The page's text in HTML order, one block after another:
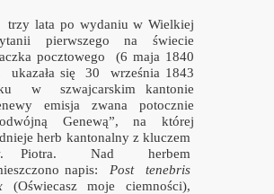
trzy lata po wydaniu w Wielkiej
pierwszego na świecie
pocztowego
(6 maja 1840
ukazała się 30
września 1843
w
szwajcarskim kantonie
emisja zwana
potocznie
Genewą”, na której
herb kantonalny z kluczem
Piotra.
Nad
herbem
napis:
Post
tenebris
(Oświecasz moje
ciemności),